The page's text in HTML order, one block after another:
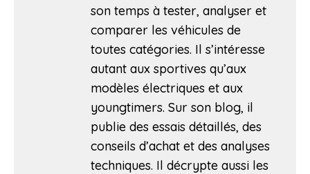
son temps à tester, analyser et
comparer les véhicules de
toutes catégories. Il s’intéresse
autant aux sportives qu’aux
modèles électriques et aux
youngtimers. Sur son blog, il
publie des essais détaillés, des
conseils d’achat et des analyses
techniques. Il décrypte aussi les